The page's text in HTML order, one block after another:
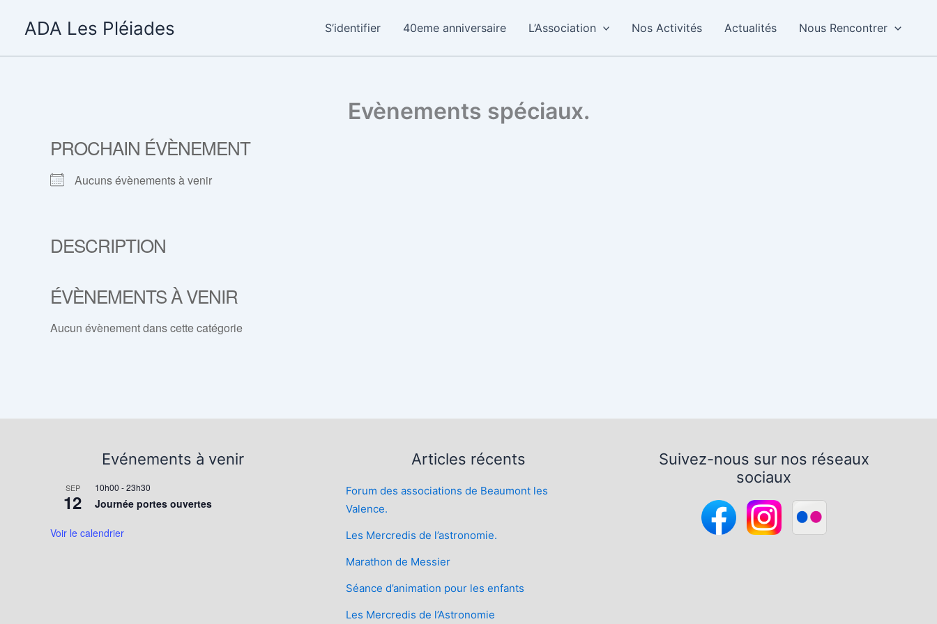
ADA Les Pléiades S’identifier 40eme anniversaire L’Association Nos Activités Actualités Nous Rencontrer
Evènements spéciaux.
PROCHAIN ÉVÈNEMENT
Aucuns évènements à venir
DESCRIPTION
ÉVÈNEMENTS À VENIR
Aucun évènement dans cette catégorie
Evénements à venir
SEP
12
10h00 -23h30
Journée portes ouvertes
Voir le calendrier
Articles récents
Forum des associations de Beaumont les
Valence.
Les Mercredis de l’astronomie.
Marathon de Messier
Séance d’animation pour les enfants
Les Mercredis de l’Astronomie
Suivez-nous sur nos réseaux
sociaux